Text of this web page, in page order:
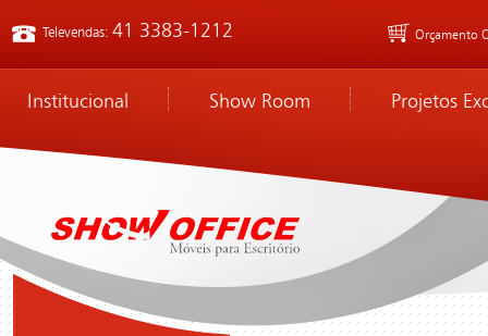
Televendas: 41 3383-1212 Orçamento
Institucional Show Room Projetos